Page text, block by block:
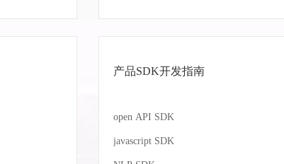
产品SDK开发指南
open API SDK
javascript SDK